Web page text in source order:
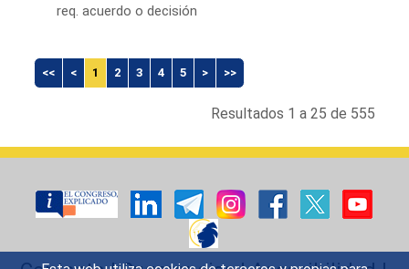
req. acuerdo o decisión
<< < 1 2 3 4 5 > >>
Resultados 1 a 25 de 555